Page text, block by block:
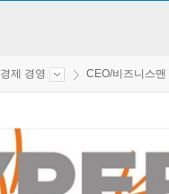
경제 경영 CEO/비즈니스맨